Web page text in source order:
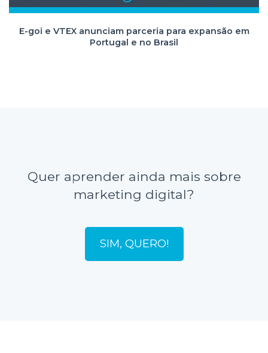
E-goi e VTEX anunciam parceria para expansão em
Portugal e no Brasil
Quer aprender ainda mais sobre
marketing digital?
SIM, QUERO!